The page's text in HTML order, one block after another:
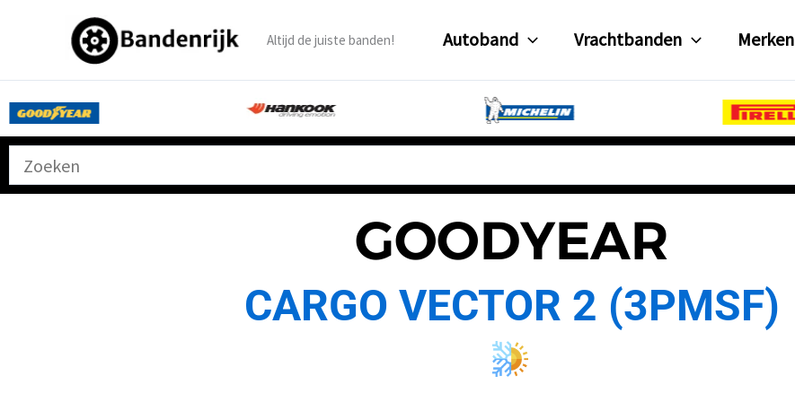
inhoud
Altijd de juiste banden! Autoband Vrachtbanden Merken
GOODYEAR
CARGO VECTOR 2 (3PMSF)